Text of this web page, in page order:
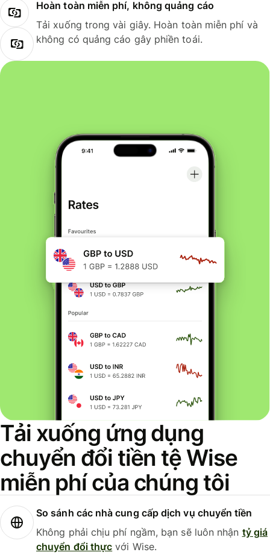
Hoàn toàn miễn phí, không quảng cáo
Tải xuống trong vài giây. Hoàn toàn miễn phí và
không có quảng cáo gây phiền toái.
Tải xuống ứng dụng
chuyển đổi tiền tệ Wise
miễn phí của chúng tôi
So sánh các nhà cung cấp dịch vụ chuyển tiền
Không phải chịu phí ngầm, bạn sẽ luôn nhận tỷ giá
chuyển đổi thực với Wise.